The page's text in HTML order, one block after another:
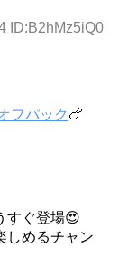
ID:B2hMz5iQ0
フパック 🍗
すぐ登場😍
しめるチャン